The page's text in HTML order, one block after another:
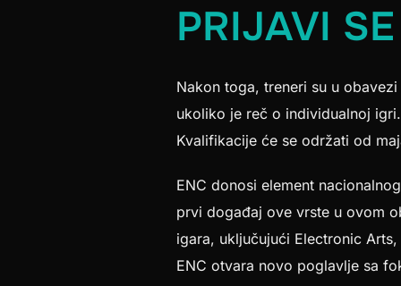
PRIJAVI
Nakon toga, treneri su u
ukoliko je reč o individualnoj
Kvalifikacije će se održati od
ENC donosi element
prvi događaj ove vrste u ovom
igara, uključujući Electronic
ENC otvara novo poglavlje sa